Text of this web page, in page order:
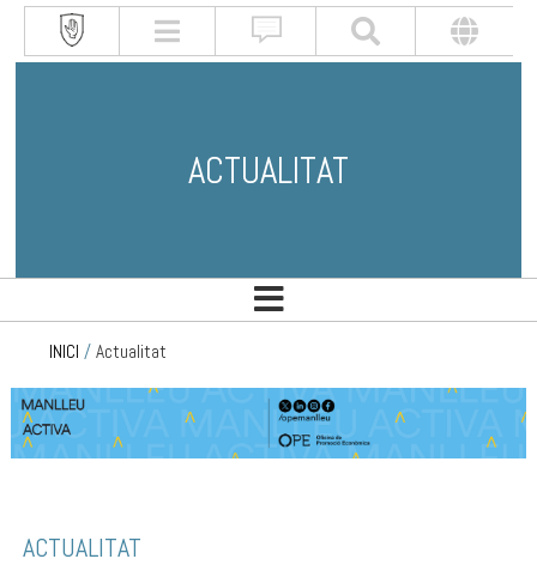
ACTUALITAT
INICI / Actualitat
ACTUALITAT